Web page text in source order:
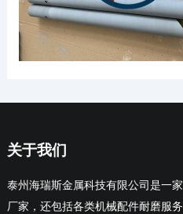
关于我们
泰州海瑞斯金属科技有限公司是一
厂家，还包括各类机械配件耐磨服